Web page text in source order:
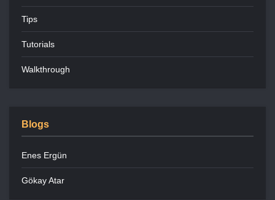
Tips
Tutorials
Walkthrough
Blogs
Enes Ergün
Gökay Atar